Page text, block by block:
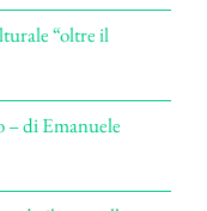
“oltre il
– di Emanuele